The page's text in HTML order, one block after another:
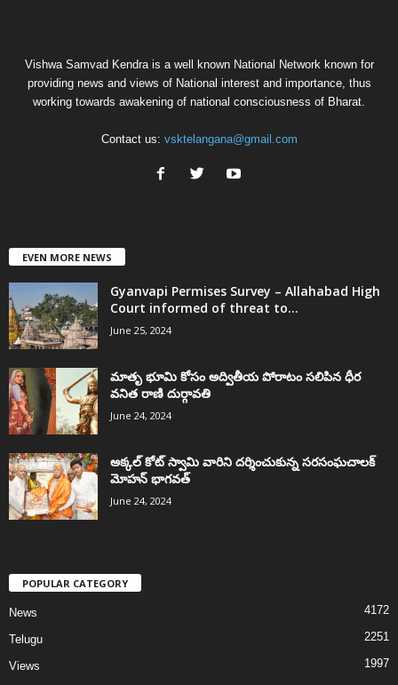
Vishwa Samvad Kendra is a well known National Network known for
providing news and views of National interest and importance, thus
working towards awakening of national consciousness of Bharat.
Contact us: vsktelangana@gmail.com
EVEN MORE NEWS
Gyanvapi Permises Survey – Allahabad High
Court informed of threat to...
June 25, 2024
మాతృ భూమి కోసం అద్వితీయ పోరాటం సలిపిన ధీర
వనిత రాణి దుర్గావతి
June 24, 2024
అక్కల్‌ కోట్‌ స్వామి వారిని దర్శించుకున్న సరసంఘచాలక్
మోహన్ భాగవత్
June 24, 2024
POPULAR CATEGORY
News 4172
Telugu 2251
Views
1997